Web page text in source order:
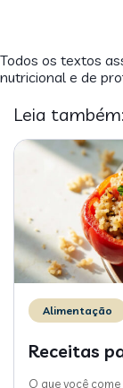
Todos os textos
nutricional e de
Leia também:
Alimentação
Receitas
O que você